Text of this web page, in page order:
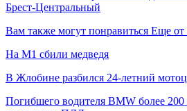
Брест-Центральный
Вам также могут понравиться Еще от
На М1 сбили медведя
В Жлобине разбился 24-летний
Погибшего водителя BMW более 200